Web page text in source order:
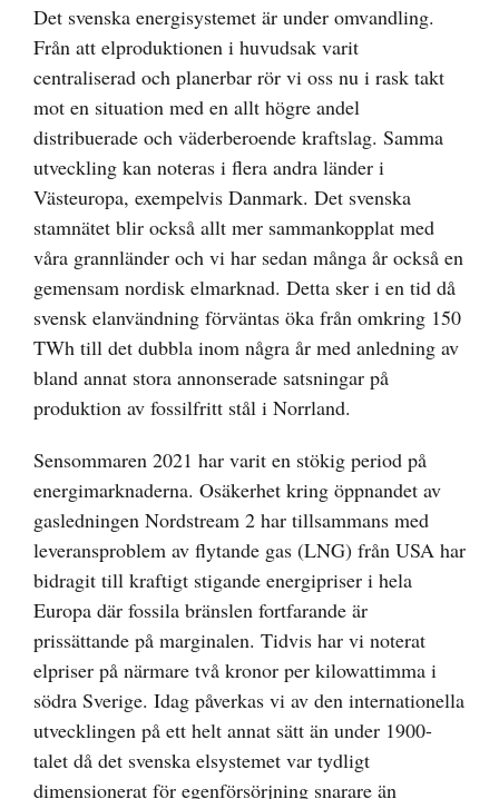
bild
Det svenska energisystemet är under omvandling.
Från att elproduktionen i huvudsak varit
centraliserad och planerbar rör vi oss nu i rask takt
mot en situation med en allt högre andel
distribuerade och väderberoende kraftslag. Samma
utveckling kan noteras i flera andra länder i
Västeuropa, exempelvis Danmark. Det svenska
stamnätet blir också allt mer sammankopplat med
våra grannländer och vi har sedan många år också en
gemensam nordisk elmarknad. Detta sker i en tid då
svensk elanvändning förväntas öka från omkring 150
TWh till det dubbla inom några år med anledning av
bland annat stora annonserade satsningar på
produktion av fossilfritt stål i Norrland.
Sensommaren 2021 har varit en stökig period på
energimarknaderna. Osäkerhet kring öppnandet av
gasledningen Nordstream 2 har tillsammans med
leveransproblem av flytande gas (LNG) från USA har
bidragit till kraftigt stigande energipriser i hela
Europa där fossila bränslen fortfarande är
prissättande på marginalen. Tidvis har vi noterat
elpriser på närmare två kronor per kilowattimma i
södra Sverige. Idag påverkas vi av den internationella
utvecklingen på ett helt annat sätt än under 1900-
talet då det svenska elsystemet var tydligt
dimensionerat för egenförsörjning snarare än